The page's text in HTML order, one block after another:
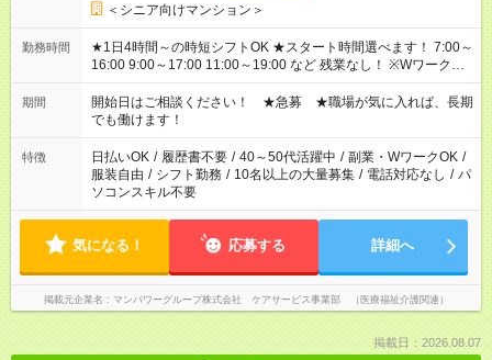
＜シニア向けマンション＞
勤務時間
★1日4時間～の時短シフトOK ★スタート時間選べます！ 7:00～
16:00 9:00～17:00 11:00～19:00 など 残業なし！ ※Wワークの
場合、他のお仕事と合わせ週40時間超の就業はご案内できませ
ん ※法令に基づき、週20時間以上勤務は社会保険への加入対象
となります ※労働者派遣法（日雇い派遣の原則禁止）により、
短時間・短期間の就業はご案内が難しい場合があります
期間
開始日はご相談ください！ ★急募 ★職場が気に入れば、長期
でも働けます！
特徴 日払いOK / 履歴書不要 / 40～50代活躍中 / 副業・WワークOK /
服装自由 / シフト勤務 / 10名以上の大量募集 / 電話対応なし / パ
ソコンスキル不要
気になる！ 応募する 詳細へ
掲載元企業名 マンパワーグループ株式会社 ケアサービス事業部 （医療福祉介護関連）
掲載日：2026.08.07